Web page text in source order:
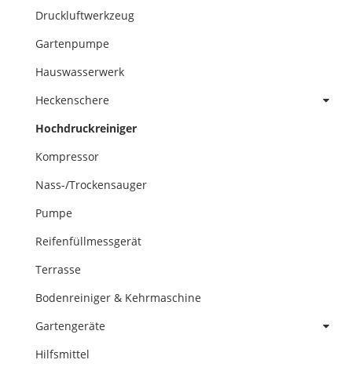
Druckluftwerkzeug
Gartenpumpe
Hauswasserwerk
Heckenschere
Hochdruckreiniger
Kompressor
Nass-/Trockensauger
Pumpe
Reifenfüllmessgerät
Terrasse
Bodenreiniger & Kehrmaschine
Gartengeräte
Hilfsmittel